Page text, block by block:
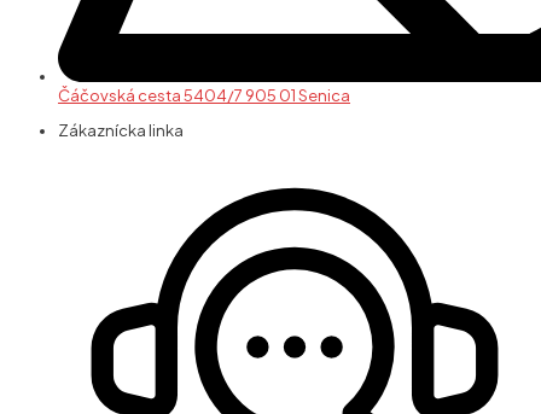
Čáčovská cesta 5404/7 905 01 Senica
Zákaznícka linka